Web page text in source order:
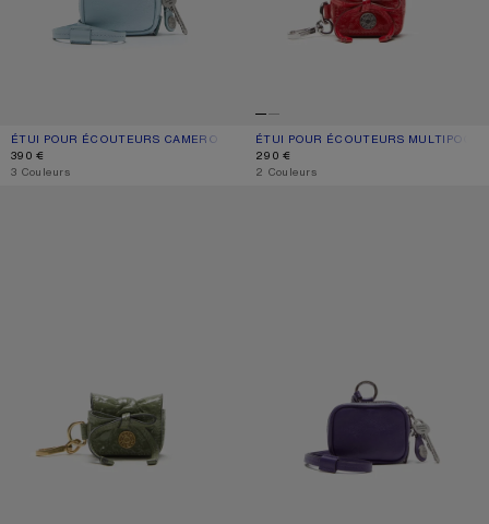
ÉTUI POUR ÉCOUTEURS CAMERO CLIP
COULEUR ACTUELLE: BLEU
PRIX : 390 €.
390 €
,3 Couleurs
ÉTUI POUR ÉCOUTEURS
COULEUR ACTUELLE: ROUGE
PRIX : 290 €.
290 €
,2 Couleurs